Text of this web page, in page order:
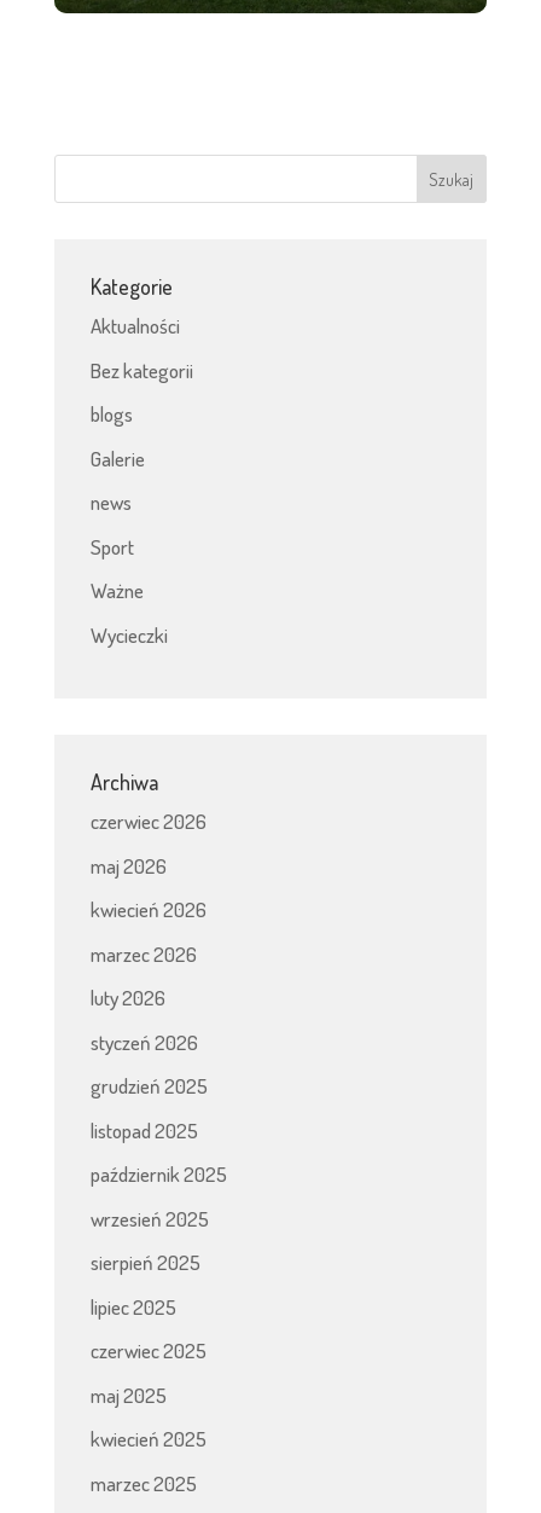
Kategorie
Aktualności
Bez kategorii
blogs
Galerie
news
Sport
Ważne
Wycieczki
Archiwa
czerwiec 2026
maj 2026
kwiecień 2026
marzec 2026
luty 2026
styczeń 2026
grudzień 2025
listopad 2025
październik 2025
wrzesień 2025
sierpień 2025
lipiec 2025
czerwiec 2025
maj 2025
kwiecień 2025
marzec 2025